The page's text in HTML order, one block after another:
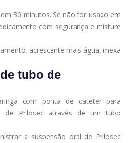
30 minutos. Se não for usado em
com segurança e misture
acrescente mais água, mexa
tubo de
com ponta de cateter para
de Prilosec através de um tubo
a suspensão oral de Prilosec